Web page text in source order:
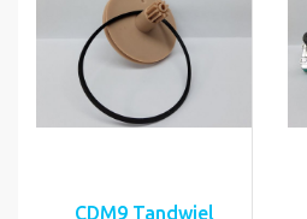
CDM9 Tandwiel